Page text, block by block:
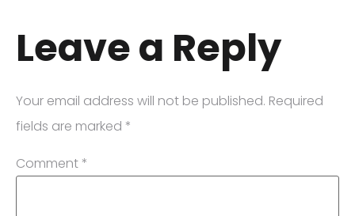
Leave a Reply
Your email address will not be published. Required
fields are marked *
Comment *